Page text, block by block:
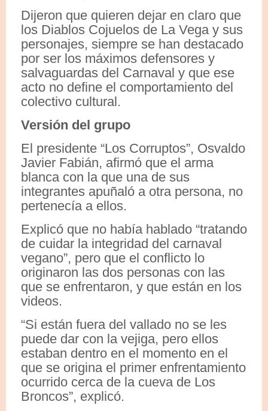
Dijeron que quieren dejar en claro que
los Diablos Cojuelos de La Vega y sus
personajes, siempre se han destacado
por ser los máximos defensores y
salvaguardas del Carnaval y que ese
acto no define el comportamiento del
colectivo cultural.
Versión del grupo
El presidente “Los Corruptos”, Osvaldo
Javier Fabián, afirmó que el arma
blanca con la que una de sus
integrantes apuñaló a otra persona, no
pertenecía a ellos.
Explicó que no había hablado “tratando
de cuidar la integridad del carnaval
vegano”, pero que el conflicto lo
originaron las dos personas con las
que se enfrentaron, y que están en los
videos.
“Si están fuera del vallado no se les
puede dar con la vejiga, pero ellos
estaban dentro en el momento en el
que se origina el primer enfrentamiento
ocurrido cerca de la cueva de Los
Broncos”, explicó.